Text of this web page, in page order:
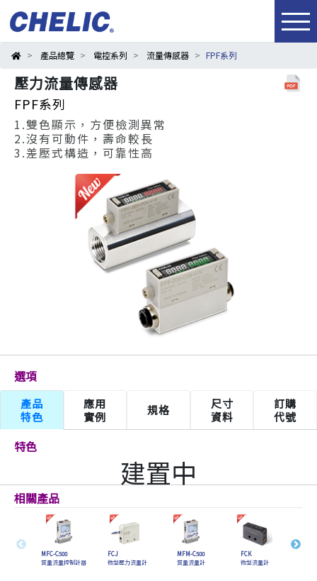
產品總覽 電控系列 流量傳感器 FPF系列
相關產品
MFC-C500
質量流量控制計器
FCJ
微型壓力流量計
MFM-C500
質量流量計
FCK
微型流量計
壓力流量傳感器
FPF系列
1.雙色顯示，方便檢測異常
2.沒有可動件，壽命較長
3.差壓式構造，可靠性高
選項
產品
特色
應用
實例
規格
尺寸
資料
訂購
代號
特色
建置中